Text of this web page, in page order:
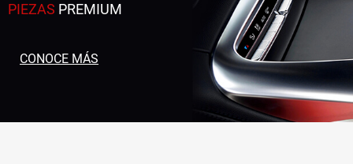
PIEZAS PREMIUM
CONOCE MÁS